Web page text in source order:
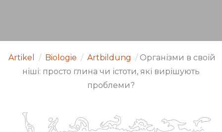
Artikel / Biologie / Artbildung / Організми в своїй
ніші: просто глина чи істоти, які вирішують
проблеми?